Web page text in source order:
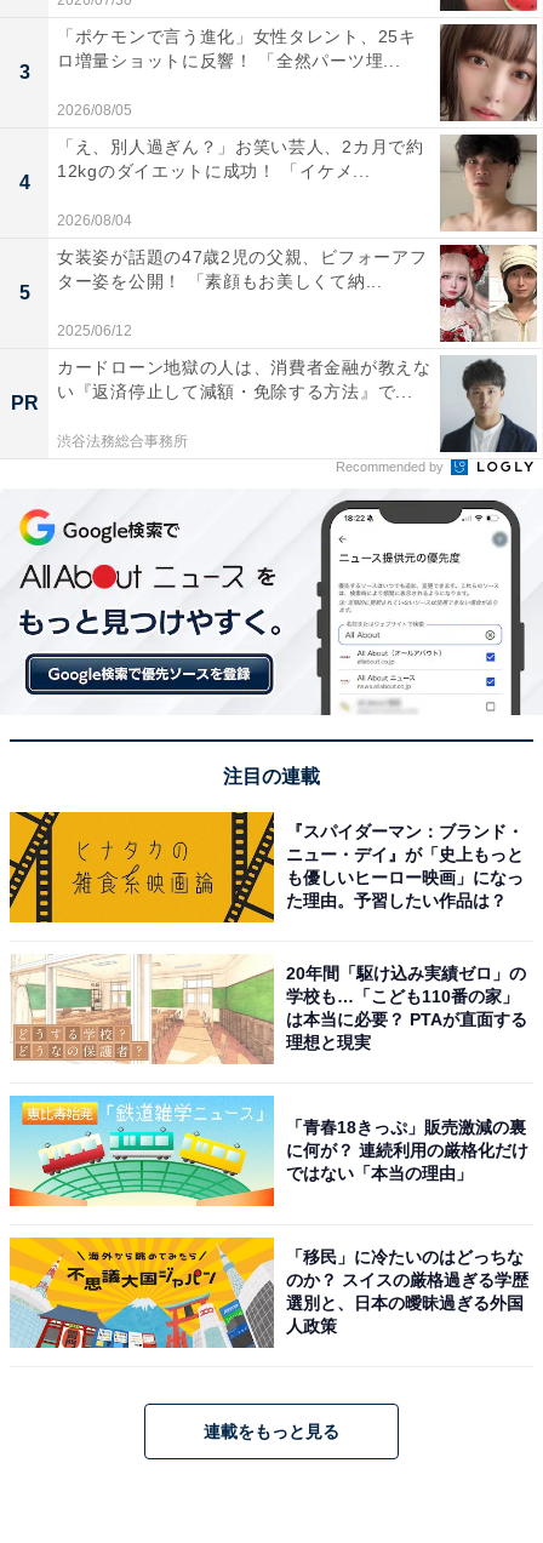
3
「ポケモンで言う進化」女性タレント、25キ
ロ増量ショットに反響！ 「全然パーツ埋...
2026/08/05
4
「え、別人過ぎん？」お笑い芸人、2カ月で約
12kgのダイエットに成功！ 「イケメ...
2026/08/04
5
女装姿が話題の47歳2児の父親、ビフォーアフ
ター姿を公開！ 「素顔もお美しくて納...
2025/06/12
PR
カードローン地獄の人は、消費者金融が教えな
い『返済停止して減額・免除する方法』で...
渋谷法務総合事務所
Recommended by
注目の連載
『スパイダーマン：ブランド・
ニュー・デイ』が「史上もっと
も優しいヒーロー映画」になっ
た理由。予習したい作品は？
20年間「駆け込み実績ゼロ」の
学校も…「こども110番の家」
は本当に必要？ PTAが直面する
理想と現実
「青春18きっぷ」販売激減の裏
に何が？ 連続利用の厳格化だけ
ではない「本当の理由」
「移民」に冷たいのはどっちな
のか？ スイスの厳格過ぎる学歴
選別と、日本の曖昧過ぎる外国
人政策
連載をもっと見る